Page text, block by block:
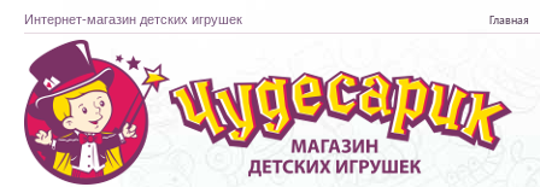
Интернет-магазин детских игрушек Главная